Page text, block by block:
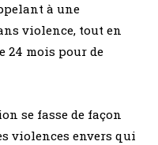
à une
violence, tout en
24 mois pour de
se fasse de façon
violences envers qui